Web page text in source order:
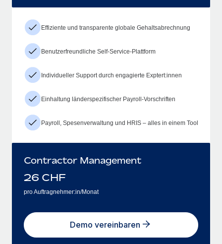
Effiziente und transparente globale Gehaltsabrechnung
Benutzerfreundliche Self-Service-Plattform
Individueller Support durch engagierte Exptert:innen
Einhaltung länderspezifischer Payroll-Vorschriften
Payroll, Spesenverwaltung und HRIS – alles in einem Tool
Contractor Management
26 CHF
pro Auftragnehmer:in/Monat
Demo vereinbaren